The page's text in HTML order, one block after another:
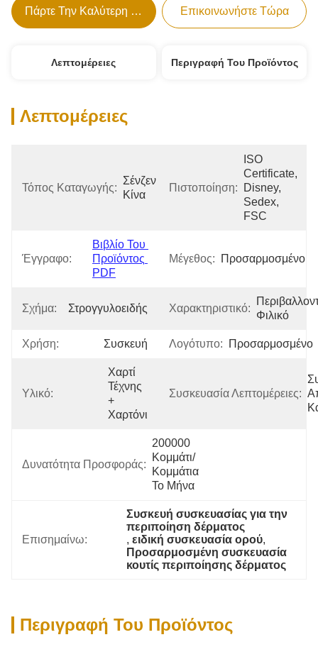
Πάρτε Την Καλύτερη Τιμή Επικοινωνήστε Τώρα
Λεπτομέρειες Περιγραφή Του Προϊόντος
Λεπτομέρειες
Τόπος Καταγωγής:
Σένζεν
Κίνα
Πιστοποίηση:
ISO
Certificate,
Disney,
Sedex,
FSC
Έγγραφο:
Βιβλίο Του
Προϊόντος
PDF
Μέγεθος: Προσαρμοσμένο
Σχήμα: Στρογγυλοειδής Χαρακτηριστικό:
Φιλικό
Χρήση: Συσκευή Λογότυπο: Προσαρμοσμένο
Υλικό:
Χαρτί
Τέχνης
+
Χαρτόνι
Συσκευασία Λεπτομέρειες:
Δυνατότητα Προσφοράς:
200000
Κομμάτι/
Κομμάτια
Το Μήνα
Επισημαίνω:
Συσκευή συσκευασίας για την
περιποίηση δέρματος
, ειδική συσκευασία ορού,
Προσαρμοσμένη συσκευασία
κουτίς περιποίησης δέρματος
Περιγραφή Του Προϊόντος